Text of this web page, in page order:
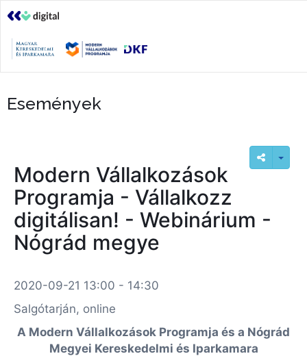
Események
Modern Vállalkozások
Programja - Vállalkozz
digitálisan! - Webinárium -
Nógrád megye
2020-09-21 13:00 - 14:30
Salgótarján, online
A Modern Vállalkozások Programja és a Nógrád
Megyei Kereskedelmi és Iparkamara